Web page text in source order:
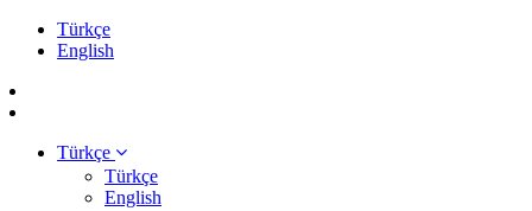
Türkçe
English
Türkçe
Türkçe
English